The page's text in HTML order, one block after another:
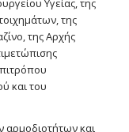
Υγείας, της
της
της Αρχής
και του
αρμοδιοτήτων και